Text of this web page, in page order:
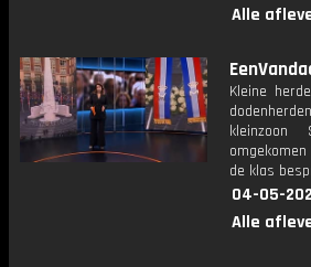
Alle
Kleine
de klas
04-05-
Alle